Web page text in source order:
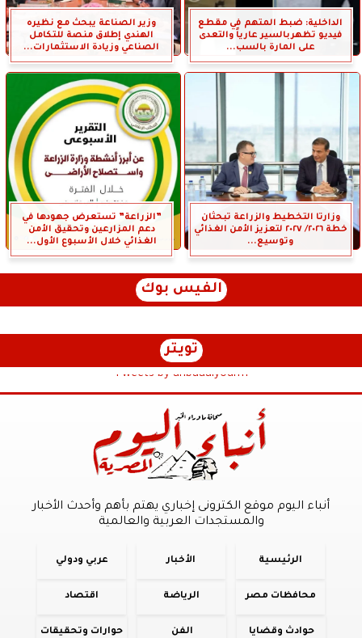
الداخلية: ضبط المتهم في مقطع
فيديو تظهربالسير عارياً والتعدى
على المارة بالسب...
وزير الصناعة يبحث مع نظيره
الهندي إطلاق منصة للتكامل
الصناعي وزيادة الاستثمارات...
وزارتا التخطيط والزراعة تبحثان
خطة ٢٠٢٦/ ٢٠٢٧ لتعزيز الأمن الغذائي
وتوسيع...
”الزراعة” تستعرض جهودها في
دعم المزارعين وتحقيق الأمن
الغذائي خلال الأسبوع الأول...
الفيس بوك
تويتر
Tweets by anbaaalyoum1
أنباء اليوم موقع الكترونى إخباري يهتم بأهم وأحدث الأخبار
والمستجدات العربية والعالمية
الرئيسية الأخبار عربي ودولي
محافظات مصر الرياضة اقتصاد
حوادث وقضايا الفن حوارات وتحقيقات